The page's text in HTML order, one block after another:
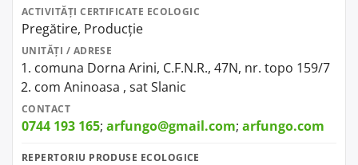
ACTIVITĂȚI CERTIFICATE ECOLOGIC
Pregătire, Producție
UNITĂȚI / ADRESE
comuna Dorna Arini, C.F.N.R., 47N, nr. topo 159/7
com Aninoasa , sat Slanic
CONTACT
0744 193 165; arfungo@gmail.com; arfungo.com
REPERTORIU PRODUSE ECOLOGICE